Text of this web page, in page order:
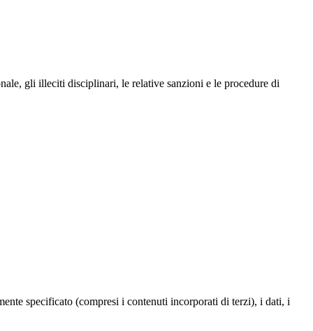
gli illeciti disciplinari, le relative sanzioni e le procedure di
specificato (compresi i contenuti incorporati di terzi), i dati, i